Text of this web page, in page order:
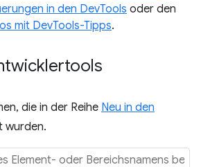
in den DevTools oder den
mit DevTools-Tipps.
die in der Reihe Neu in den
wurden.